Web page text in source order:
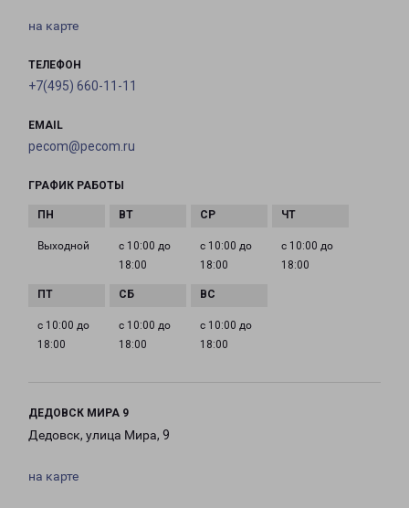
на карте
ТЕЛЕФОН
+7(495) 660-11-11
EMAIL
pecom@pecom.ru
ГРАФИК РАБОТЫ
Выходной
с 10:00 до
18:00
с 10:00 до
18:00
с 10:00 до
18:00
с 10:00 до
18:00
с 10:00 до
18:00
с 10:00 до
18:00
ДЕДОВСК МИРА 9
Дедовск, улица Мира, 9
на карте